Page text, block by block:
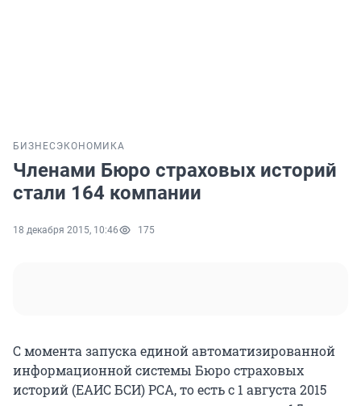
БИЗНЕС ЭКОНОМИКА
Членами Бюро страховых историй
стали 164 компании
18 декабря 2015, 10:46 175
С момента запуска единой автоматизированной
информационной системы Бюро страховых
историй (ЕАИС БСИ) РСА, то есть с 1 августа 2015